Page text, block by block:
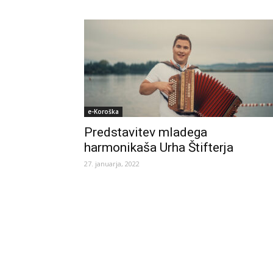
e-Koroška
Predstavitev mladega
harmonikaša Urha Štifterja
27. januarja, 2022